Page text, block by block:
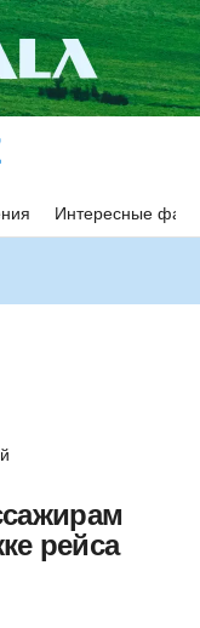
Интересные
рейса